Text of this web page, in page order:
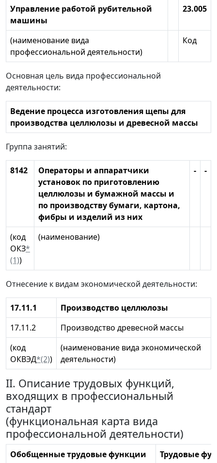
Управление работой рубительной
машины
23.005
(наименование вида
профессиональной деятельности)
Код
Основная цель вида профессиональной
деятельности:
Ведение процесса изготовления щепы для
производства целлюлозы и древесной массы
Группа занятий:
8142
Операторы и аппаратчики
установок по приготовлению
целлюлозы и бумажной массы и
по производству бумаги, картона,
фибры и изделий из них
- -
(код
ОКЗ*
(1))
(наименование)
Отнесение к видам экономической деятельности:
17.11.1
Производство целлюлозы
17.11.2
Производство древесной массы
(код
ОКВЭД*(2))
(наименование вида экономической
деятельности)
II. Описание трудовых функций,
входящих в профессиональный
стандарт
(функциональная карта вида
профессиональной деятельности)
Обобщенные трудовые функции
Трудовые